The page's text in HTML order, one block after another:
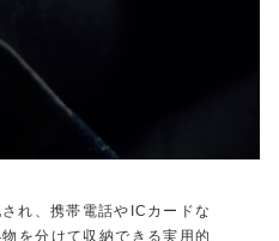
れ、携帯電話やICカードな
を分けて収納できる実用的